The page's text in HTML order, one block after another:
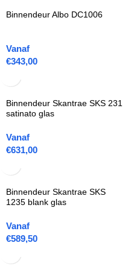
Binnendeur Albo DC1006
Vanaf
€343,00
Binnendeur Skantrae SKS 231
satinato glas
Vanaf
€631,00
Binnendeur Skantrae SKS
1235 blank glas
Vanaf
€589,50